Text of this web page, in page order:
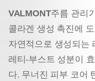
VALMONT주름 관리
콜라겐 생성 촉진에
자연적으로 생성되는
레티-부스트 성분이
다. 무너진 피부 코어